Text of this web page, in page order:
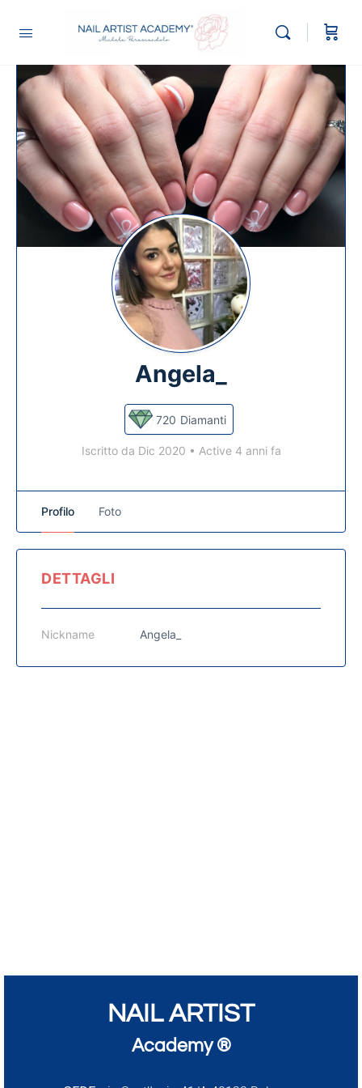
Angela_
720 Diamanti
Iscritto da Dic 2020 • Active 4 anni fa
Profilo Foto
DETTAGLI
Nickname Angela_
NAIL ARTIST
Academy ®